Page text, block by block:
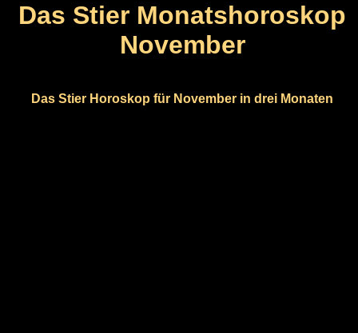
Das Stier Monatshoroskop
November
Das Stier Horoskop für November in drei Monaten